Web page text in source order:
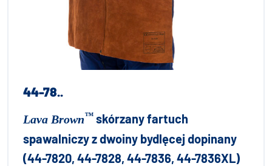
44-78..
Lava Brown™ skórzany fartuch
spawalniczy z dwoiny bydlęcej dopinany
(44-7820, 44-7828, 44-7836, 44-7836XL)